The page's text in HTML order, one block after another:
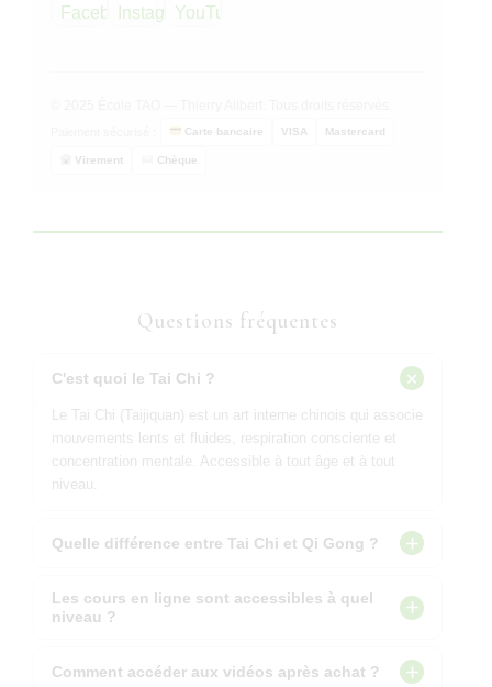
Carte bancaire VISA Mastercard
Virement Chèque
Questions fréquentes
C'est quoi le Tai Chi ?
Le Tai Chi (Taijiquan) est un art interne chinois qui associe
mouvements lents et fluides, respiration consciente et
concentration mentale. Accessible à tout âge et à tout
niveau.
Quelle différence entre Tai Chi et Qi Gong ?
simples. Le Tai Chi est une forme complète issue des arts
martiaux internes. Les deux se complètent parfaitement.
Les cours en ligne sont accessibles à quel
niveau ?
du débutant au pratiquant avancé, avec des explications
Comment accéder aux vidéos après achat ?